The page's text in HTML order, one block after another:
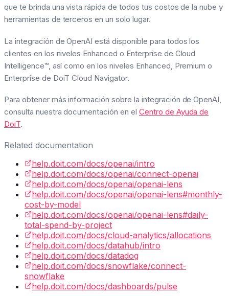
que te brinda una vista rápida de todos tus costos de la nube y
herramientas de terceros en un solo lugar.
La integración de OpenAI está disponible para todos los
clientes en los niveles Enhanced o Enterprise de Cloud
Intelligence™, así como en los niveles Enhanced, Premium o
Enterprise de DoiT Cloud Navigator.
Para obtener más información sobre la integración de OpenAI,
consulta nuestra documentación en el Centro de Ayuda de
DoiT.
Related documentation
help.doit.com/docs/openai/intro
help.doit.com/docs/openai/connect-openai
help.doit.com/docs/openai/openai-lens
help.doit.com/docs/openai/openai-lens#monthly-
cost-by-model
help.doit.com/docs/openai/openai-lens#daily-
total-spend-by-project
help.doit.com/docs/cloud-analytics/allocations
help.doit.com/docs/datahub/intro
help.doit.com/docs/datadog
help.doit.com/docs/snowflake/connect-
snowflake
help.doit.com/docs/dashboards/pulse